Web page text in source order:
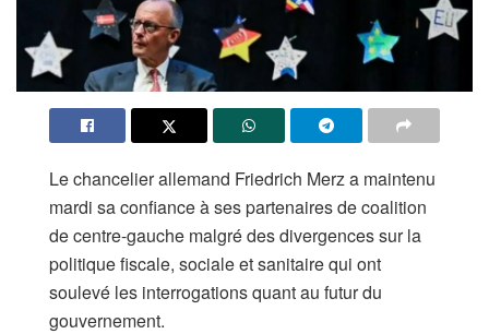
Le chancelier allemand Friedrich Merz a maintenu
mardi sa confiance à ses partenaires de coalition
de centre-gauche malgré des divergences sur la
politique fiscale, ‌sociale et sanitaire qui ont
soulevé les interrogations quant au futur du
gouvernement.